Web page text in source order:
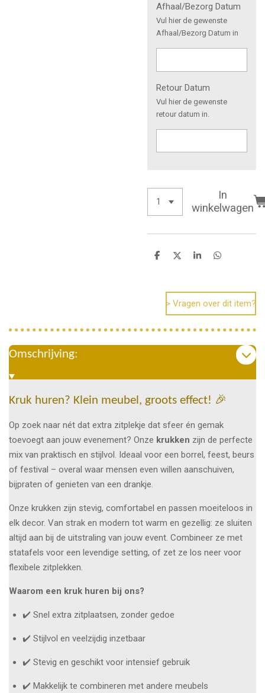
Afhaal/Bezorg Datum
Vul hier de gewenste
Afhaal/Bezorg Datum in
Retour Datum
Vul hier de gewenste
retour datum in.
In
winkelwagen
D
D
S
e
D
n
> Vragen over dit item?
Omschrijving:
Kruk huren? Klein meubel, groots effect! 🎉
Op zoek naar nét dat extra zitplekje dat sfeer én gemak
toevoegt aan jouw evenement? Onze krukken zijn de perfecte
mix van praktisch en stijlvol. Ideaal voor een borrel, feest, beurs
of festival – overal waar mensen even willen aanschuiven,
bijpraten of genieten van een drankje.
Onze krukken zijn stevig, comfortabel en passen moeiteloos in
elk decor. Van strak en modern tot warm en gezellig: ze sluiten
altijd aan bij de uitstraling van jouw event. Combineer ze met
statafels voor een levendige setting, of zet ze los neer voor
flexibele zitplekken.
Waarom een kruk huren bij ons?
✔️ Snel extra zitplaatsen, zonder gedoe
✔️ Stijlvol en veelzijdig inzetbaar
✔️ Stevig en geschikt voor intensief gebruik
✔️ Makkelijk te combineren met andere meubels